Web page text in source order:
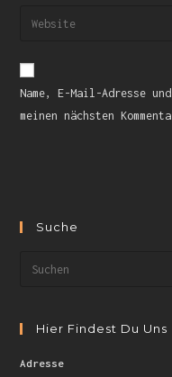
Name, E-Mail-Adresse
meinen nächsten
Suche
Hier Findest Du Uns
Adresse